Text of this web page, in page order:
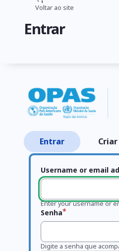
de
Voltar ao site
Entrar
Abas
primárias
Entrar
Username or email
Enter your username or
Senha
Digite a senha que